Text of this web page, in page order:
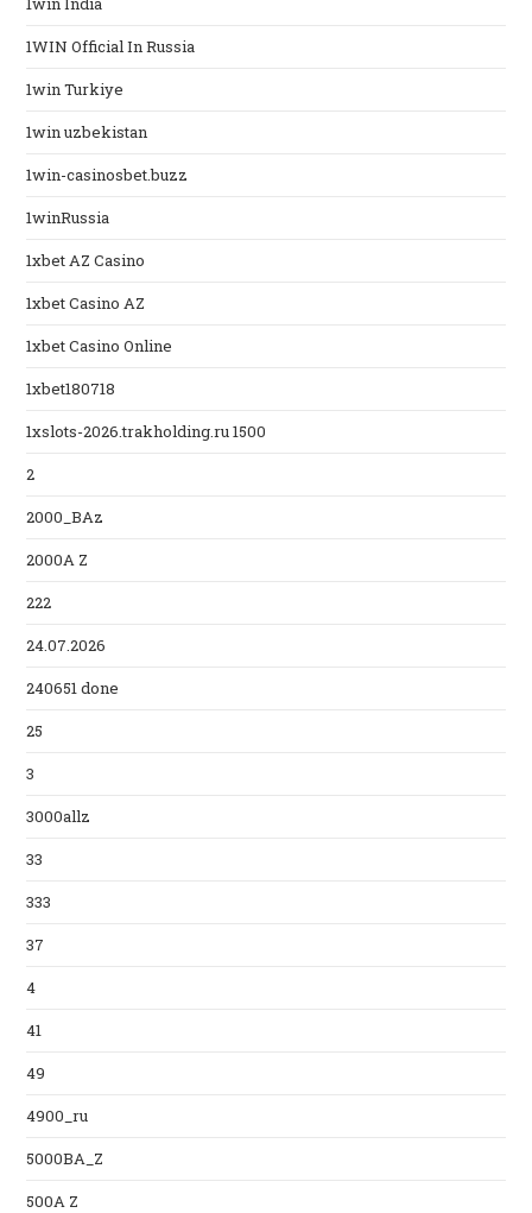
1WIN Official In Russia
1win Turkiye
1win uzbekistan
1win-casinosbet.buzz
1winRussia
1xbet AZ Casino
1xbet Casino AZ
1xbet Casino Online
1xbet180718
1xslots-2026.trakholding.ru 1500
2
2000_BAz
2000A Z
222
24.07.2026
240651 done
25
3
3000allz
33
333
37
4
41
49
4900_ru
5000BA_Z
500A Z